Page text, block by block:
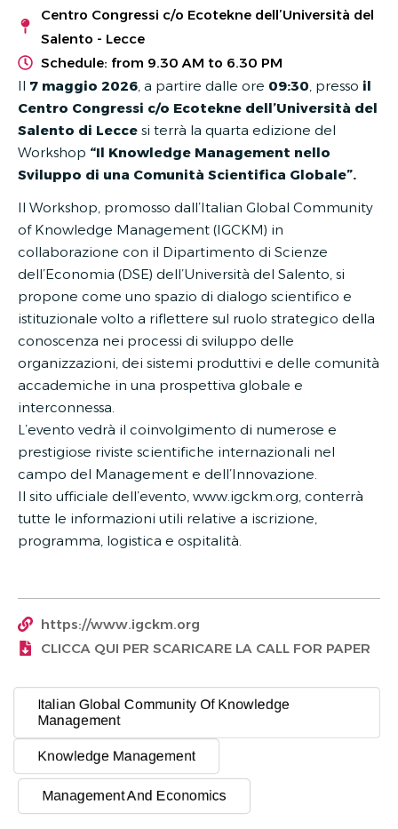
Centro Congressi c/o Ecotekne dell’Università del
Salento - Lecce
Schedule: from 9.30 AM to 6.30 PM
Il 7 maggio 2026 , a partire dalle ore 09:30 , presso il
Centro Congressi c/o Ecotekne dell’Università del
Salento di Lecce si terrà la quarta edizione del
Workshop “Il Knowledge Management nello
Sviluppo di una Comunità Scientifica Globale”.
Il Workshop, promosso dall’Italian Global Community
of Knowledge Management (IGCKM) in
collaborazione con il Dipartimento di Scienze
dell’Economia (DSE) dell’Università del Salento, si
propone come uno spazio di dialogo scientifico e
istituzionale volto a riflettere sul ruolo strategico della
conoscenza nei processi di sviluppo delle
organizzazioni, dei sistemi produttivi e delle comunità
accademiche in una prospettiva globale e
interconnessa.
L’evento vedrà il coinvolgimento di numerose e
prestigiose riviste scientifiche internazionali nel
campo del Management e dell’Innovazione.
Il sito ufficiale dell’evento, www.igckm.org, conterrà
tutte le informazioni utili relative a iscrizione,
programma, logistica e ospitalità.
https://www.igckm.org
CLICCA QUI PER SCARICARE LA CALL FOR PAPER
Italian Global Community Of Knowledge
Management
Knowledge Management
Management And Economics